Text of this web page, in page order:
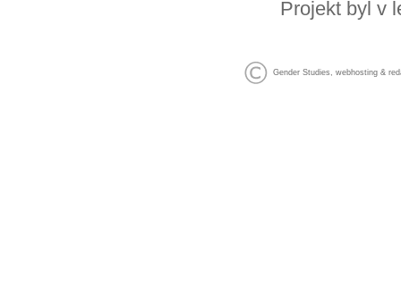
Projekt byl v
Gender Studies, webhosting &